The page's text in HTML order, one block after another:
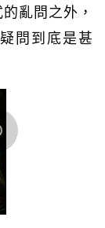
亂問之外，
問到底是甚